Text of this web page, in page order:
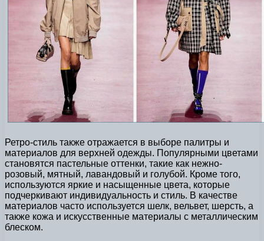
Ретро-стиль также отражается в выборе палитры и
материалов для верхней одежды. Популярными цветами
становятся пастельные оттенки, такие как нежно-
розовый, мятный, лавандовый и голубой. Кроме того,
используются яркие и насыщенные цвета, которые
подчеркивают индивидуальность и стиль. В качестве
материалов часто используется шелк, вельвет, шерсть, а
также кожа и искусственные материалы с металлическим
блеском.